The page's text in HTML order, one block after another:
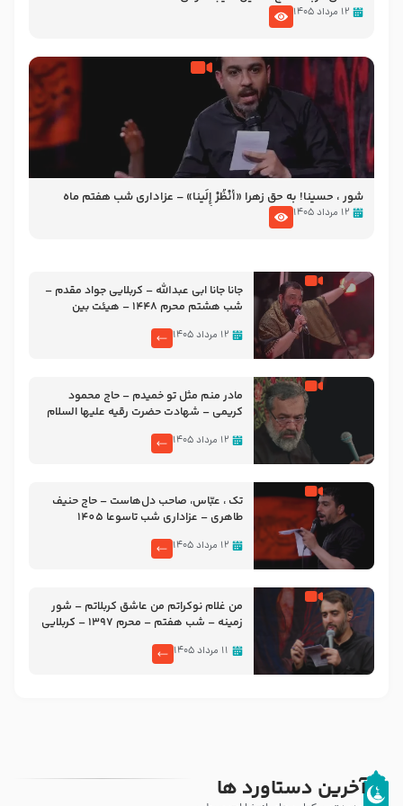
۱۲ مرداد ۱۴۰۵
شور ، حسینا! به‌ حق زهرا «أُنْظُرْ إِلَینا» – عزاداری شب هفتم ماه
محرّم 1405
۱۲ مرداد ۱۴۰۵
جانا جانا ابی عبدالله – کربلایی جواد مقدم –
شب هشتم محرم 1448 – هیئت بین
۱۲ مرداد ۱۴۰۵
مادر منم مثل تو خمیدم – حاج محمود
کریمی – شهادت حضرت رقیه علیها السلام
۱۲ مرداد ۱۴۰۵
تک ، عبّاس، صاحب دل‌هاست – حاج حنیف
طاهری – عزاداری شب تاسوعا 1405
۱۲ مرداد ۱۴۰۵
من غلام نوکراتم من عاشق کربلاتم – شور
زمینه – شب هفتم – محرم 1397 – کربلایی
۱۱ مرداد ۱۴۰۵
آخرین دستاورد ها